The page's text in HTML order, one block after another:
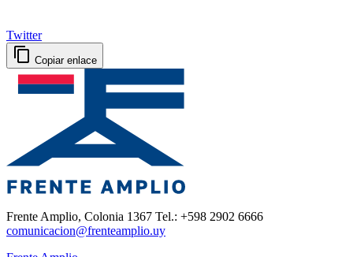
Twitter
Copiar enlace
Frente Amplio, Colonia 1367 Tel.: +598 2902 6666
comunicacion@frenteamplio.uy